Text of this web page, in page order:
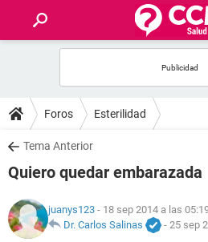
FOROS
SALUD
FAMILIA
NUTRICIÓN
Foros Esterilidad
Tema Anterior
Quiero quedar embarazada
juanys123 - 18 sep 2014 a las
Dr. Carlos Salinas
- 25 sep